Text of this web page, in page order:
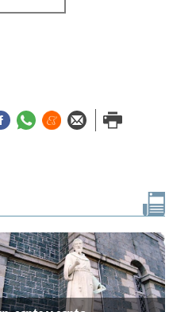
Whatsapp
Menéame
Enviar porImprimir